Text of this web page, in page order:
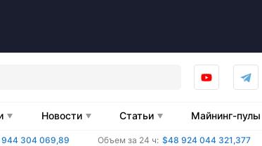
Новости Статьи Майнинг-пулы
944 304 069,89 Объем за 24 ч: $48 924 044 321,377